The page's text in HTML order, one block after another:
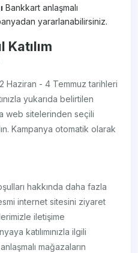
Bankkart anlaşmalı
yararlanabilirsiniz.
Katılım
Haziran - 4 Temmuz tarihleri
yukarıda belirtilen
web sitelerinden seçili
Kampanya otomatik olarak
hakkında daha fazla
internet sitesini ziyaret
iletişime
katılımınızla ilgili
mağazaların